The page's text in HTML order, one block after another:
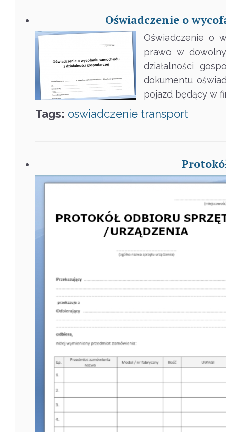
Oświadczenie o
Oświadczenie o
prawo w
działalności
dokumentu
pojazd będący w
Tags: oswiadczenie transport